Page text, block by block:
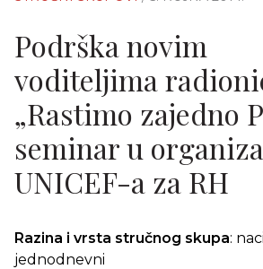
Podrška novim
voditeljima
„Rastimo zajedno
seminar u
UNICEF-a za RH
Razina i vrsta stručnog skupa:
jednodnevni